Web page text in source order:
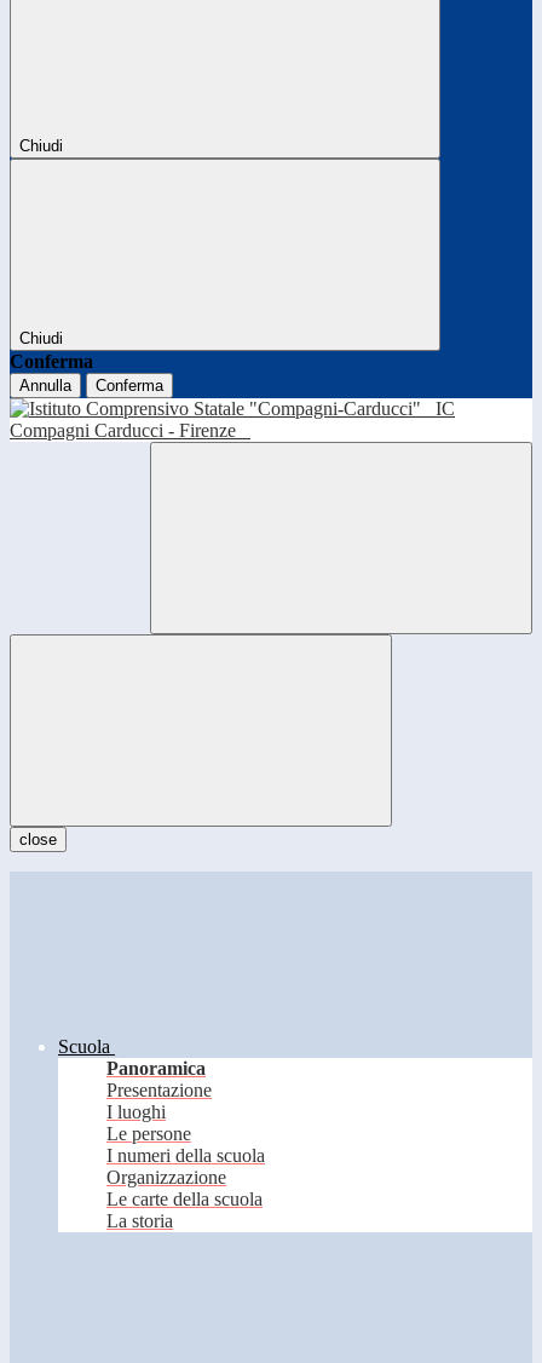
Chiudi
Chiudi
Conferma
Annulla Conferma
IC
Compagni Carducci - Firenze
close
Scuola
Panoramica
Presentazione
I luoghi
Le persone
I numeri della scuola
Organizzazione
Le carte della scuola
La storia